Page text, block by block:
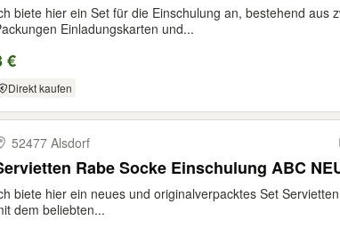
biete hier ein Set für die Einschulung an, bestehend aus
Einladungskarten und...
€
Direkt kaufen
52477 Alsdorf
Rabe Socke Einschulung ABC
biete hier ein neues und originalverpacktes Set
dem beliebten...